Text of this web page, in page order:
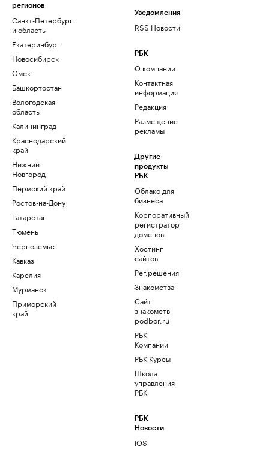
регионов
Санкт-Петербург
и область
Екатеринбург
Новосибирск
Омск
Башкортостан
Вологодская
область
Калининград
Краснодарский
край
Нижний
Новгород
Пермский край
Ростов-на-Дону
Татарстан
Тюмень
Черноземье
Кавказ
Карелия
Мурманск
Приморский
край
Уведомления
RSS Новости
РБК
О компании
Контактная
информация
Редакция
Размещение
рекламы
Другие
продукты
РБК
Облако для
бизнеса
Корпоративный
регистратор
доменов
Хостинг
сайтов
Рег.решения
Знакомства
Сайт
знакомств
podbor.ru
РБК
Компании
РБК Курсы
Школа
управления
РБК
РБК
Новости
iOS